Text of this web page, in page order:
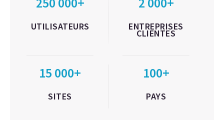
UTILISATEURS ENTREPRISES
CLIENTES
15 000+
SITES
100+
PAYS